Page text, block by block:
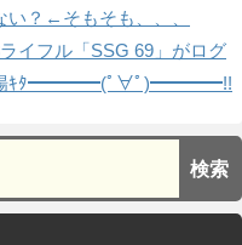
い？←そもそも、、、
イフル「SSG 69」がログ
場ｷﾀ━━━━(ﾟ∀ﾟ)━━━━!!